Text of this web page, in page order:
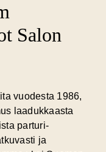
Salon
vuodesta 1986,
laadukkaasta
parturi-
ja